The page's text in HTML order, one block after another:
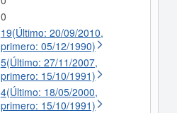
0
19(Último: 20/09/2010,
primero: 05/12/1990)
5(Último: 27/11/2007,
primero: 15/10/1991)
4(Último: 18/05/2000,
primero: 15/10/1991)